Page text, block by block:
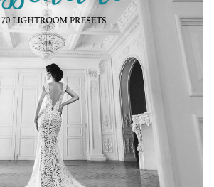
RECOMMENDED PHOTOS:
lifestyle, landscape, couple, wedding,
fashion, urban photography